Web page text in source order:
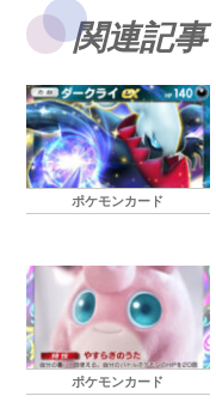
関連記事
ポケモンカード
ポケモンカード